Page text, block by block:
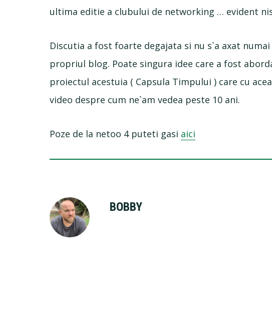
ultima editie a clubului de networking … evident
Discutia a fost foarte degajata si nu s`a axat
propriul blog. Poate singura idee care a fost
proiectul acestuia ( Capsula Timpului ) care cu
video despre cum ne`am vedea peste 10 ani.
Poze de la netoo 4 puteti gasi aici
BOBBY